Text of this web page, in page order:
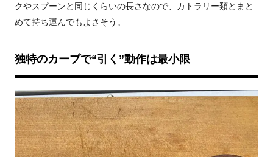
クやスプーンと同じくらいの長さなので、カトラリー類とまと
めて持ち運んでもよさそう。
独特のカーブで“引く”動作は最小限